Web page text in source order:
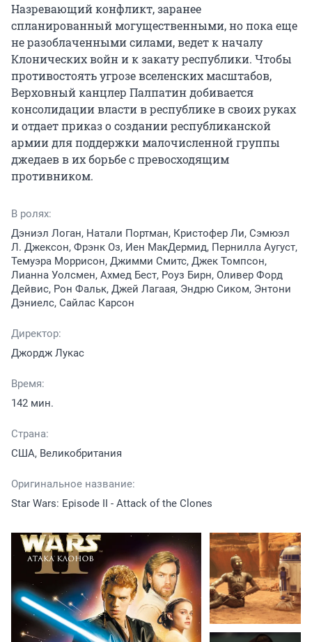
Назревающий конфликт, заранее
спланированный могущественными, но пока еще
не разоблаченными силами, ведет к началу
Клонических войн и к закату республики. Чтобы
противостоять угрозе вселенских масштабов,
Верховный канцлер Палпатин добивается
консолидации власти в республике в своих руках
и отдает приказ о создании республиканской
армии для поддержки малочисленной группы
джедаев в их борьбе с превосходящим
противником.
В ролях:
Дэниэл Логан, Натали Портман, Кристофер Ли, Сэмюэл
Л. Джексон, Фрэнк Оз, Иен МакДермид, Пернилла Аугуст,
Темуэра Моррисон, Джимми Смитс, Джек Томпсон,
Лианна Уолсмен, Ахмед Бест, Роуз Бирн, Оливер Форд
Дейвис, Рон Фальк, Джей Лагаая, Эндрю Сиком, Энтони
Дэниелс, Сайлас Карсон
Директор:
Джордж Лукас
Время:
142 мин.
Страна:
США, Великобритания
Оригинальное название:
Star Wars: Episode II - Attack of the Clones